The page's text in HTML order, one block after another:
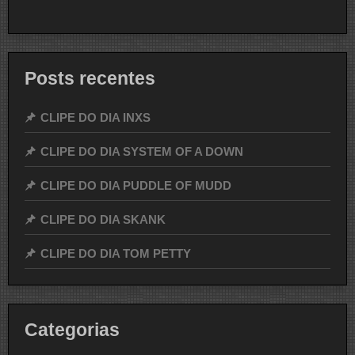
Posts recentes
CLIPE DO DIA INXS
CLIPE DO DIA SYSTEM OF A DOWN
CLIPE DO DIA PUDDLE OF MUDD
CLIPE DO DIA SKANK
CLIPE DO DIA TOM PETTY
Categorias